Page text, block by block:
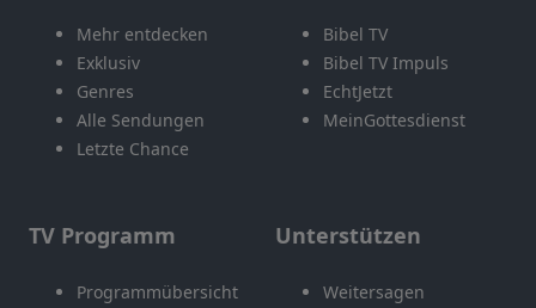
Mehr entdecken
Exklusiv
Genres
Alle Sendungen
Letzte Chance
Bibel TV
Bibel TV Impuls
EchtJetzt
MeinGottesdienst
TV Programm
Programmübersicht
Unterstützen
Weitersagen